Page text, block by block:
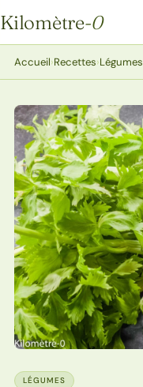
Kilomètre-0
Kilomètre-0
Accueil›Recettes›Légumes
LÉGUMES